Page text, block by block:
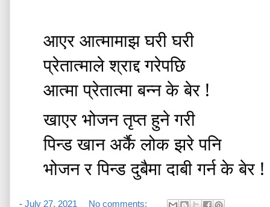
आएर आत्मामाझ घरी घरी
प्रेतात्माले श्राद्द गरेपछि
आत्मा प्रेतात्मा बन्न के बेर !
खाएर भोजन तृप्त हुने गरी
पिन्ड खान अर्कै लोक झरे पनि
भोजन र पिन्ड दुबैमा दाबी गर्न के बेर !
- July 27, 2021 No comments: